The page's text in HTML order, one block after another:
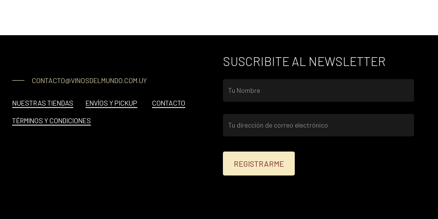
CONTACTO@VINOSDELMUNDO.COM.UY
NUESTRAS TIENDAS ENVÍOS Y PICKUP CONTACTO
TÉRMINOS Y CONDICIONES
SUSCRIBITE AL NEWSLETTER